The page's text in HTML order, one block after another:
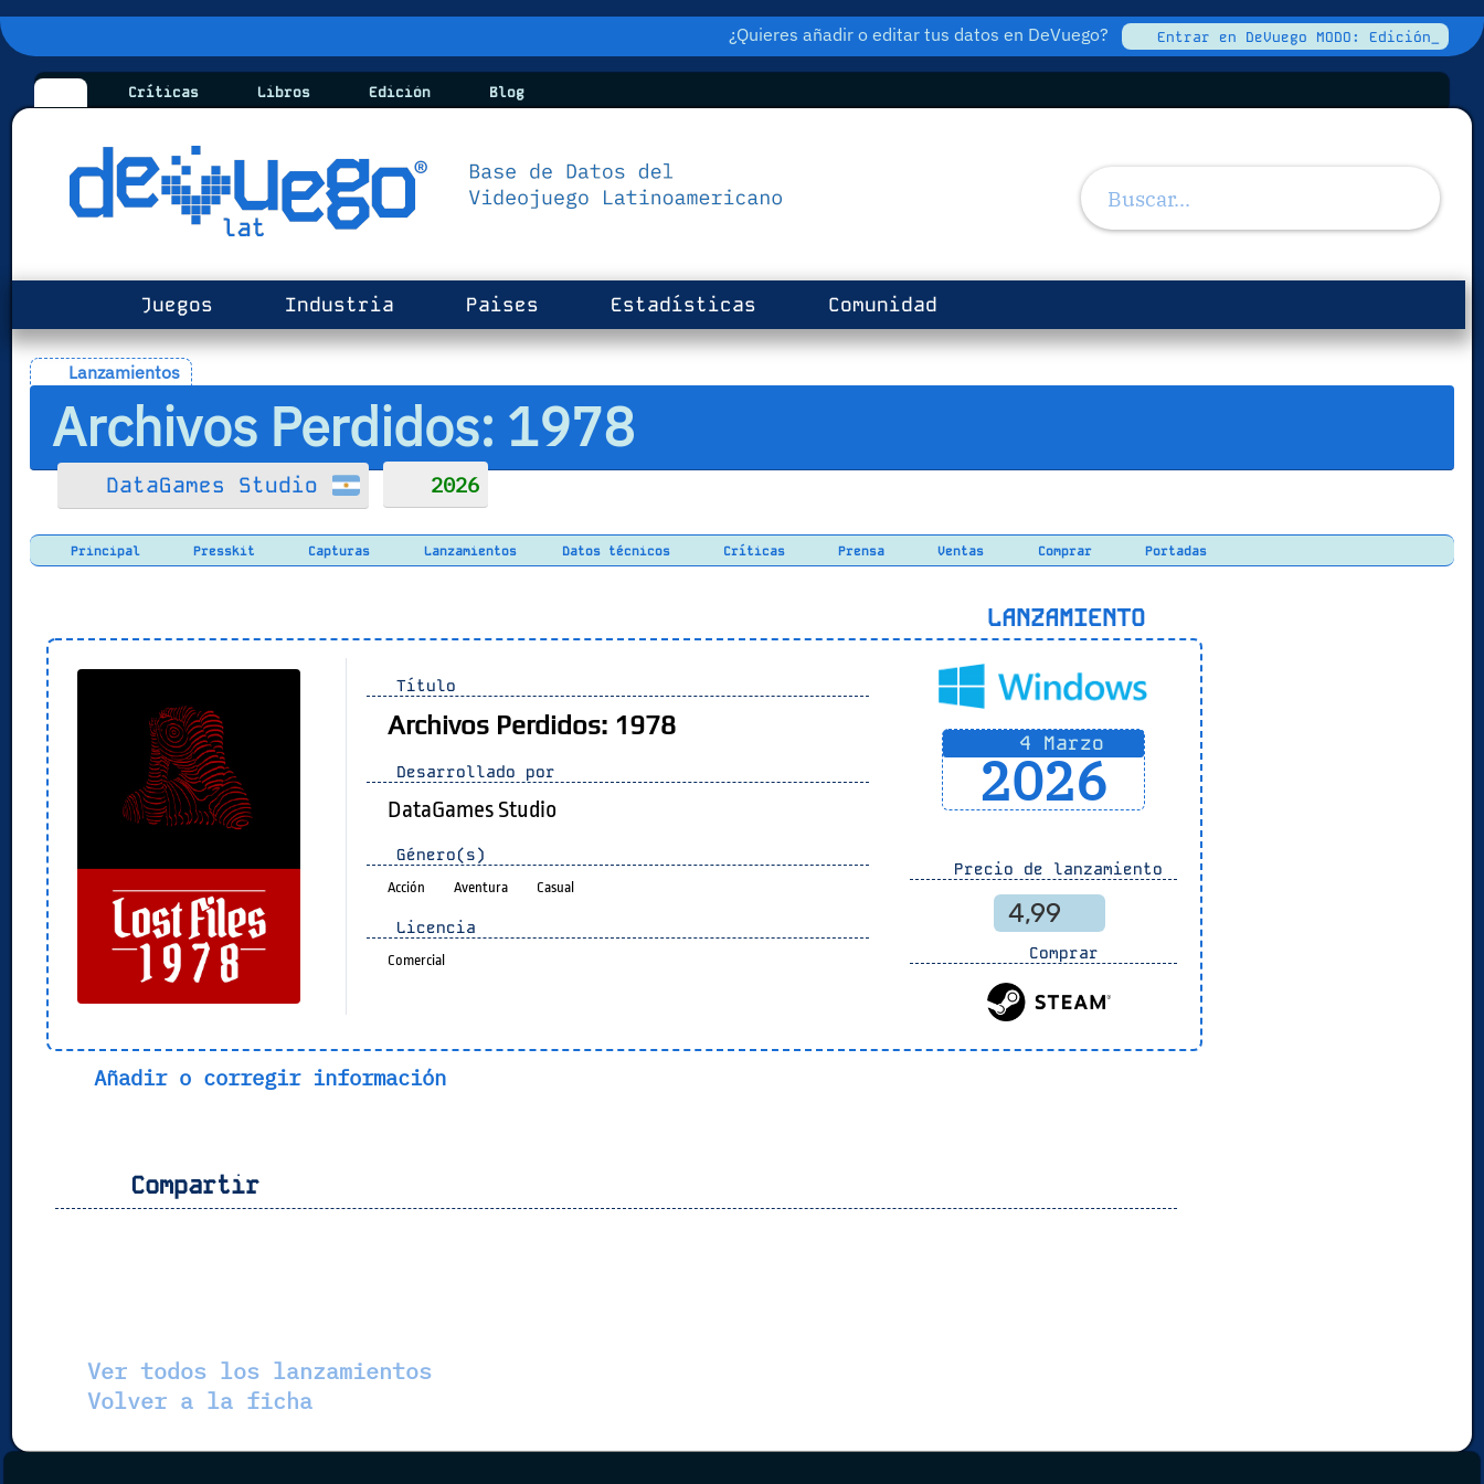
¿Quieres añadir o editar tus datos en DeVuego? Entrar en DeVuego MODO: Edición_
Críticas Libros Edición Blog
Juegos Industria Paises Estadísticas Comunidad
Lanzamientos
Archivos Perdidos: 1978
DataGames Studio 2026
Principal Presskit Capturas Lanzamientos Datos técnicos Críticas Prensa Ventas Comprar Portadas
LANZAMIENTO
4 Marzo
2026
Precio de lanzamiento
4,99
Comprar
Título
Archivos Perdidos: 1978
Desarrollado por
DataGames Studio
Género(s)
Acción Aventura Casual
Licencia
Comercial
Añadir o corregir información
Compartir
Ver todos los lanzamientos
Volver a la ficha